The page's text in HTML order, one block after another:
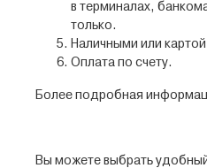
в терминалах,
только.
Наличными или
Оплата по счету.
Более подробная
Вы можете выбрать